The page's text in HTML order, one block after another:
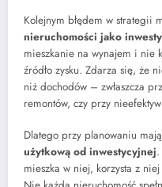
Kolejnym błędem w strategii
nieruchomości jako
mieszkanie na wynajem i nie
źródło zysku. Zdarza się, że
niż dochodów – zwłaszcza
remontów, czy przy
Dlatego przy planowaniu
użytkową od inwestycyjnej.
mieszka w niej, korzysta z